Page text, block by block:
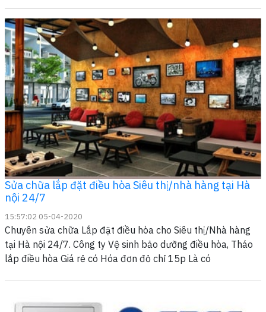
Sửa chữa lắp đặt điều hòa Siêu thị/nhà hàng tại Hà
nội 24/7
15:57:02 05-04-2020
Chuyên sửa chữa Lắp đặt điều hòa cho Siêu thị/Nhà hàng
tại Hà nội 24/7. Công ty Vệ sinh bảo dưỡng điều hòa, Tháo
lắp điều hòa Giá rẻ có Hóa đơn đỏ chỉ 15p Là có